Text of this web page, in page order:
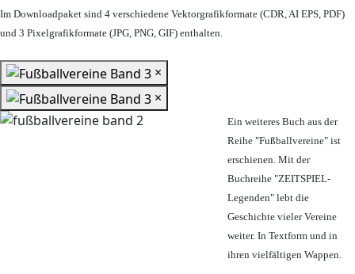
Im Downloadpaket sind 4 verschiedene Vektorgrafikformate (CDR, AI EPS, PDF)
und 3 Pixelgrafikformate (JPG, PNG, GIF) enthalten.
×
×
Ein weiteres Buch aus der
Reihe "Fußballvereine" ist
erschienen. Mit der
Buchreihe "ZEITSPIEL-
Legenden" lebt die
Geschichte vieler Vereine
weiter. In Textform und in
ihren vielfältigen Wappen.